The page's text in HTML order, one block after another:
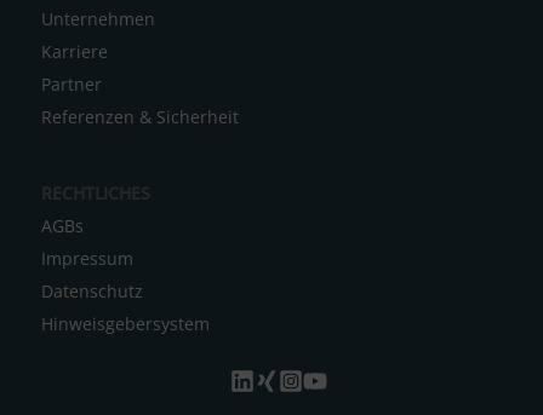
Unternehmen
Karriere
Partner
Referenzen & Sicherheit
RECHTLICHES
AGBs
Impressum
Datenschutz
Hinweisgebersystem